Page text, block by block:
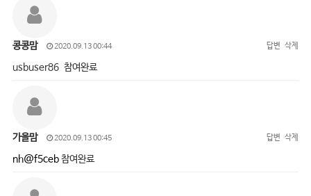
콩콩맘 2020.09.13 00:44 답변 삭제
usbuser86 참여완료
가을맘 2020.09.13 00:45 답변 삭제
nh@f5ceb참여완료